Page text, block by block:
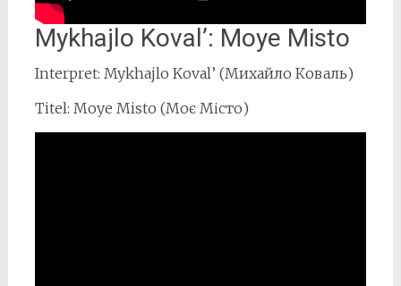
Mykhajlo Koval’: Moye Misto
Interpret: Mykhajlo Koval’ (Михайло Коваль)
Titel: Moye Misto (Моє Місто)